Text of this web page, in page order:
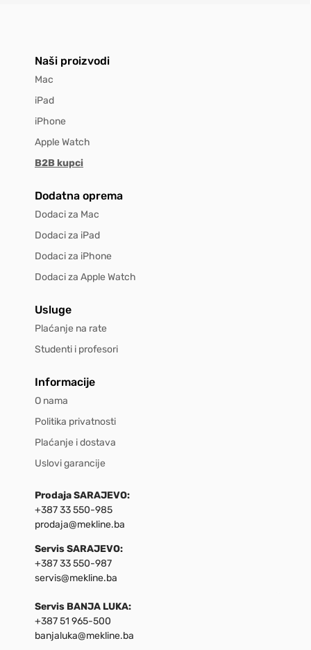
Naši proizvodi
Mac
iPad
iPhone
Apple Watch
B2B kupci
Dodatna oprema
Dodaci za Mac
Dodaci za iPad
Dodaci za iPhone
Dodaci za Apple Watch
Usluge
Plaćanje na rate
Studenti i profesori
Informacije
O nama
Politika privatnosti
Plaćanje i dostava
Uslovi garancije
Prodaja SARAJEVO:
+387 33 550-985
prodaja@mekline.ba
Servis SARAJEVO:
+387 33 550-987
servis@mekline.ba
Servis BANJA LUKA:
+387 51 965-500
banjaluka@mekline.ba